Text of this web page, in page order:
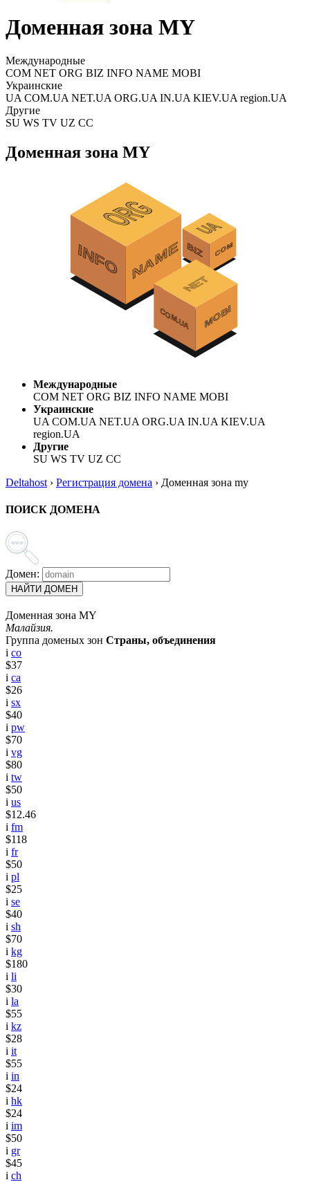
Доменная зона MY
Международные
COM NET ORG BIZ INFO NAME MOBI
Украинские
UA COM.UA NET.UA ORG.UA IN.UA KIEV.UA region.UA
Другие
SU WS TV UZ CC
Доменная зона MY
Международные
COM NET ORG BIZ INFO NAME MOBI
Украинские
UA COM.UA NET.UA ORG.UA IN.UA KIEV.UA
region.UA
Другие
SU WS TV UZ CC
Deltahost › Регистрация домена › Доменная зона my
ПОИСК ДОМЕНА
Домен:
НАЙТИ ДОМЕН
Доменная зона MY
Малайзия.
Группа доменых зон Страны, объединения
i co
$37
i ca
$26
i sx
$40
i pw
$70
i vg
$80
i tw
$50
i us
$12.46
i fm
$118
i fr
$50
i pl
$25
i se
$40
i sh
$70
i kg
$180
i li
$30
i la
$55
i kz
$28
i it
$55
i in
$24
i hk
$24
i im
$50
i gr
$45
i ch